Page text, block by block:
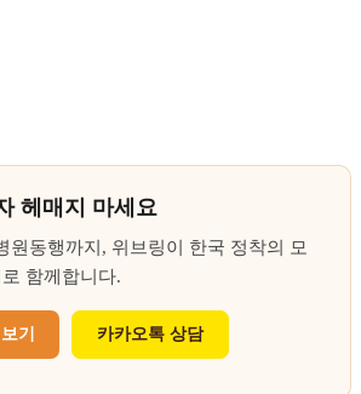
헤매지 마세요
원동행까지, 위브링이 한국 정착의 모
함께합니다.
기 카카오톡 상담